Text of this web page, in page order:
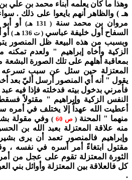
هـ ) والظاهر أنهم بايعوا على ذلك .
مروان بن محمد سنة ( 131 هـ)
أو
السفاح أول خليفة عباسي ( ت 136 هـ )
وبسبب من هذه البيعة ظل المنصور
الزكية وأخاه إبراهيم " ولعدم تمكنه
بمعاقبة أهلهم على تلك الصورة
المعتزلة حين سئل عن سبب تسرعه
يقول " أنه أي المنصور أرسل أليّ بعد
فأمرني بدخول بيته فدخلته فإذا فيه
النفس الزكية وإبراهيم " مقتولاً
أعطيت الله عهداً إلا يختلف في أمره
منهما " المحنة (ص 60 )وفي مقولة
منه علاقة المعتزلة بعبد الله بن
وإبراهيم فالمنصور تعمد أن يرى
مقتول ابتغاءً أمر أسره في نفسه ،
الثورة المعتزلة تقوم على عجل من
كل فالعلاقة بين المعتزلة وأوائل بني
.